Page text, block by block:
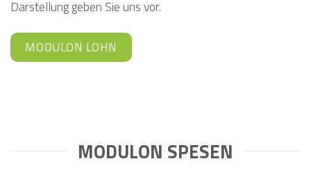
Darstellung geben Sie uns vor.
MODULON LOHN
MODULON SPESEN